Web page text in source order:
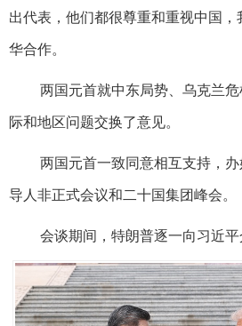
出代表，他们都很尊重和重视中国
华合作。
两国元首就中东局势、乌克兰
际和地区问题交换了意见。
两国元首一致同意相互支持，
导人非正式会议和二十国集团峰会。
会谈期间，特朗普逐一向习近平